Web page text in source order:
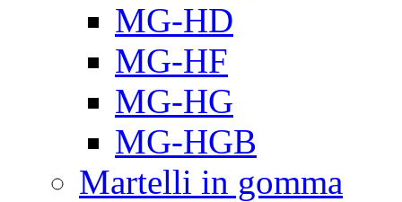
MG-HD
MG-HF
MG-HG
MG-HGB
Martelli in gomma